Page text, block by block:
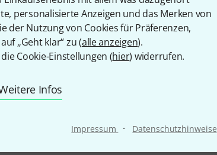
personalisierte Anzeigen und das Merken von
der Nutzung von Cookies für Präferenzen,
„Geht klar“ zu (alle anzeigen).
Cookie-Einstellungen (hier) widerrufen.
Infos
Impressum · Datenschutzhinweise